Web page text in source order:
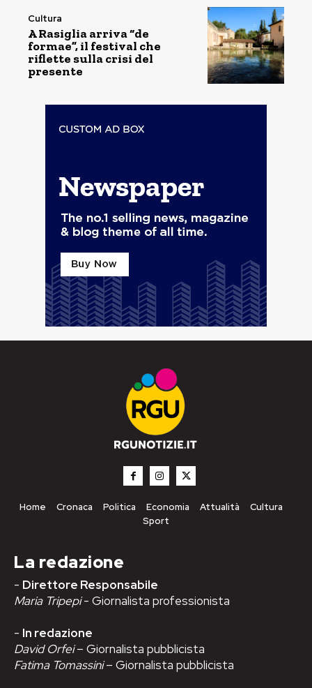
Cultura
A Rasiglia arriva “de
formae”, il festival che
riflette sulla crisi del
presente
Home Cronaca Politica Economia Attualità
Cultura
Sport
La redazione
- Direttore Responsabile
Maria Tripepi- Giornalista professionista
- In redazione
David Orfei– Giornalista pubblicista
Fatima Tomassini– Giornalista pubblicista